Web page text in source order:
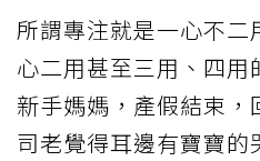
所謂專注就是一心不二
心二用甚至三用、四用
新手媽媽，產假結束
司老覺得耳邊有寶寶的